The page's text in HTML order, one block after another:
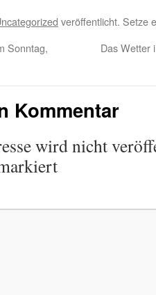
veröffentlicht. Setze
Sonntag,
Das Wetter
Kommentar
wird nicht